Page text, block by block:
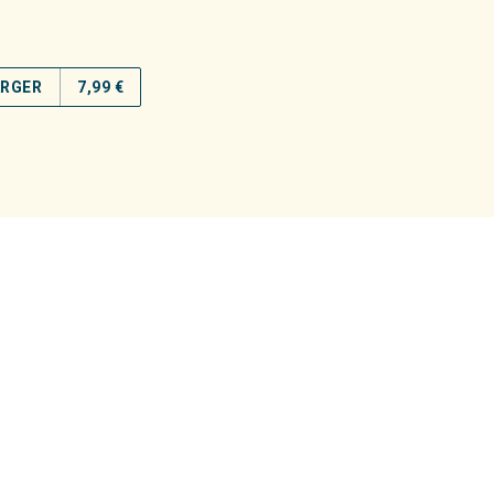
7,99 €